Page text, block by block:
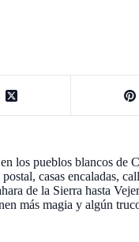
los pueblos blancos de
casas encaladas,
de la Sierra hasta
más magia y algún